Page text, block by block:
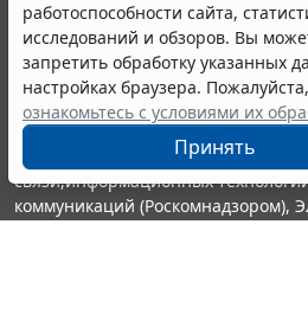
работоспособности сайта,
исследований и обзоров. Вы
запретить обработку указанных
настройках браузера. Пожалуйста,
ознакомьтесь с условиями их
Принять
© ООО "НПП "ГАРАНТ-СЕРВИС",
выпускается с 1990 года.
являются участниками
информации ГАРАНТ.
Портал ГАРАНТ.РУ
издания Федеральной службой по
связи,информационных
коммуникаций (Роскомнадзором),